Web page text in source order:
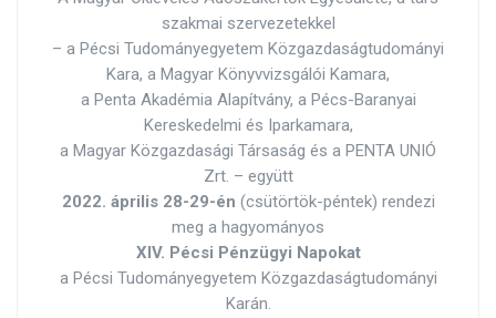
szakmai szervezetekkel
– a Pécsi Tudományegyetem Közgazdaságtudományi
Kara, a Magyar Könyvvizsgálói Kamara,
a Penta Akadémia Alapítvány, a Pécs-Baranyai
Kereskedelmi és Iparkamara,
a Magyar Közgazdasági Társaság és a PENTA UNIÓ
Zrt. – együtt
2022. április 28-29-én (csütörtök-péntek) rendezi
meg a hagyományos
XIV. Pécsi Pénzügyi Napokat
a Pécsi Tudományegyetem Közgazdaságtudományi
Karán.